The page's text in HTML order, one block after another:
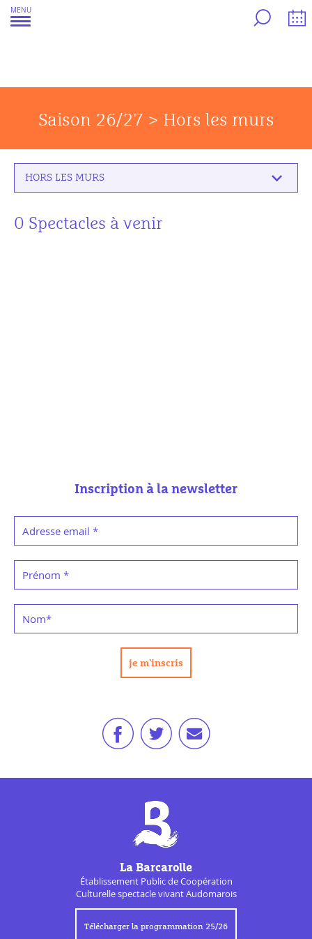
MENU
Aller
au
Saison 26/27 > Hors les murs
HORS LES MURS
0 Spectacles à venir
Inscription à la newsletter
Adresse email *
Prénom *
Nom*
La Barcarolle
Établissement Public deCoopération
Culturellespectacle vivant Audomarois
Télécharger la programmation 25/26